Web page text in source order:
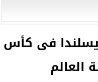
فى كأس
العالم